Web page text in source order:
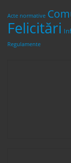
Acte normative
Felicitări
Regulamente